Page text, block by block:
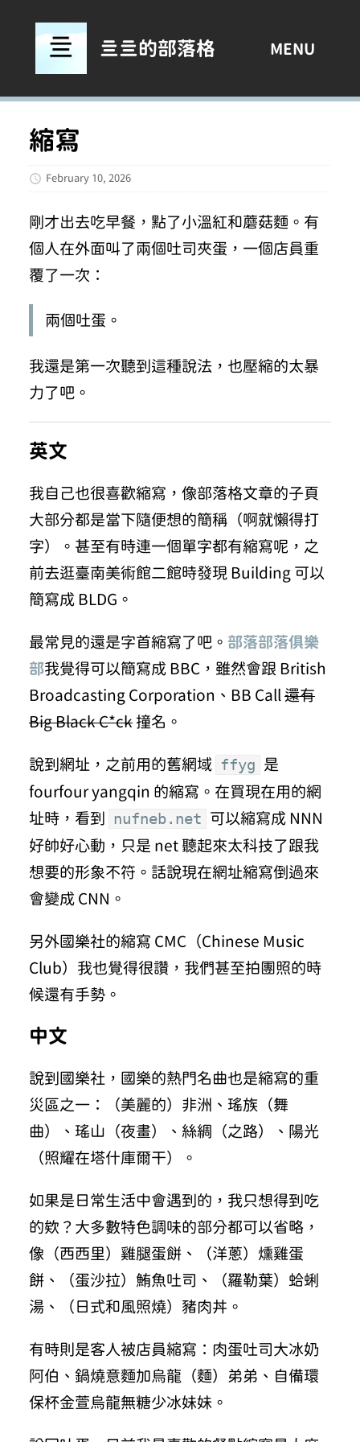
亖亖的部落格 MENU
縮寫
February 10, 2026
剛才出去吃早餐，點了小溫紅和蘑菇麵。有
個人在外面叫了兩個吐司夾蛋，一個店員重
覆了一次：
兩個吐蛋。
我還是第一次聽到這種說法，也壓縮的太暴
力了吧。
英文
我自己也很喜歡縮寫，像部落格文章的子頁
大部分都是當下隨便想的簡稱（啊就懶得打
字）。甚至有時連一個單字都有縮寫呢，之
前去逛臺南美術館二館時發現 Building 可以
簡寫成 BLDG。
最常見的還是字首縮寫了吧。 部落部落俱樂
部我覺得可以簡寫成 BBC，雖然會跟 British
Broadcasting Corporation、BB Call 還有
Big Black C*ck 撞名。
說到網址，之前用的舊網域 ffyg
是
fourfour yangqin 的縮寫。在買現在用的網
址時，看到
nufneb.net
可以縮寫成 NNN
好帥好心動，只是 net 聽起來太科技了跟我
想要的形象不符。話說現在網址縮寫倒過來
會變成 CNN。
另外國樂社的縮寫 CMC（Chinese Music
Club）我也覺得很讚，我們甚至拍團照的時
候還有手勢。
中文
說到國樂社，國樂的熱門名曲也是縮寫的重
災區之一：（美麗的）非洲、瑤族（舞
曲）、瑤山（夜畫）、絲綢（之路）、陽光
（照耀在塔什庫爾干）。
如果是日常生活中會遇到的，我只想得到吃
的欸？大多數特色調味的部分都可以省略，
像（西西里）雞腿蛋餅、（洋蔥）燻雞蛋
餅、（蛋沙拉）鮪魚吐司、（羅勒葉）蛤蜊
湯、（日式和風照燒）豬肉丼。
有時則是客人被店員縮寫：肉蛋吐司大冰奶
阿伯、鍋燒意麵加烏龍（麵）弟弟、自備環
保杯金萱烏龍無糖少冰妹妹。